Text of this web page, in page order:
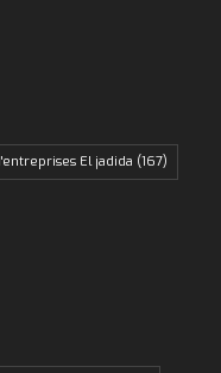
El jadida (167)